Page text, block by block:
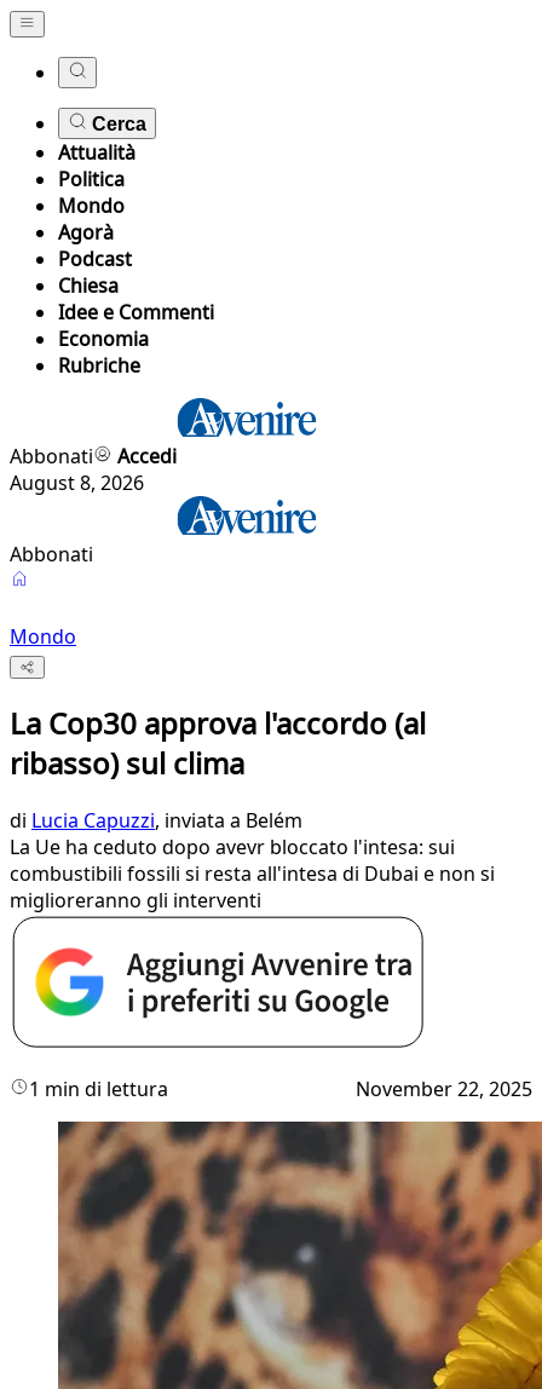
Cerca
Attualità
Politica
Mondo
Agorà
Podcast
Chiesa
Idee e Commenti
Economia
Rubriche
Abbonati
Accedi
August 8, 2026
Abbonati
Mondo
La Cop30 approva l'accordo (al
ribasso) sul clima
di Lucia Capuzzi, inviata a Belém
La Ue ha ceduto dopo avevr bloccato l'intesa: sui
combustibili fossili si resta all'intesa di Dubai e non si
miglioreranno gli interventi
1 min di lettura November 22, 2025